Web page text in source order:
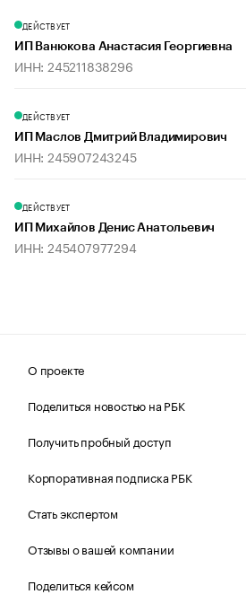
ДЕЙСТВУЕТ
ИП Ванюкова Анастасия Георгиевна
ИНН: 245211838296
ДЕЙСТВУЕТ
ИП Маслов Дмитрий Владимирович
ИНН: 245907243245
ДЕЙСТВУЕТ
ИП Михайлов Денис Анатольевич
ИНН: 245407977294
О проекте
Поделиться новостью на РБК
Получить пробный доступ
Корпоративная подписка РБК
Стать экспертом
Отзывы о вашей компании
Поделиться кейсом